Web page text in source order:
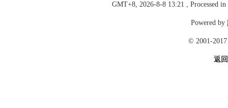
GMT+8, 2026-8-8 13:21 , Processed
Powered by
© 2001-
返